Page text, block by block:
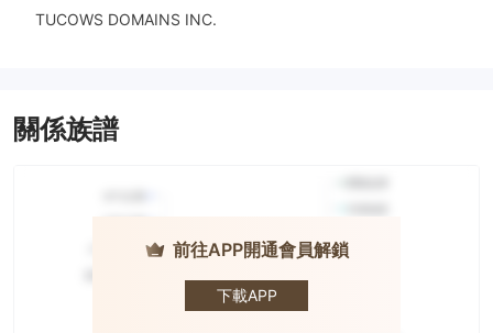
TUCOWS DOMAINS INC.
關係族譜
前往APP開通會員解鎖
下載APP